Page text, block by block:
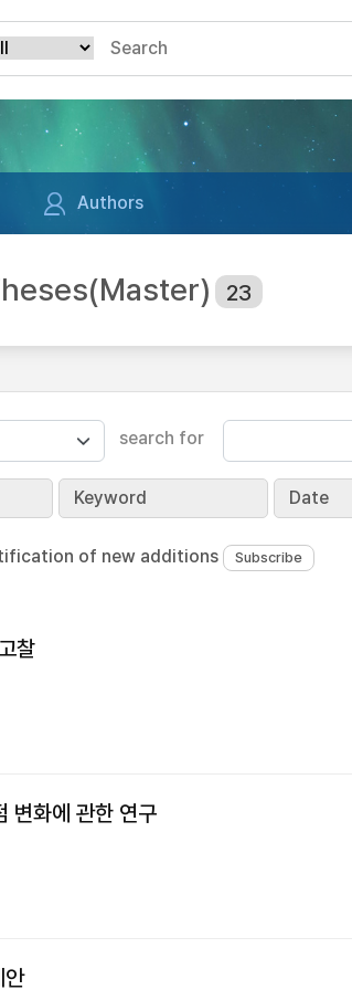
Authors
23
search for
Keyword Date
of new additions
찰
변화에 관한 연구
안